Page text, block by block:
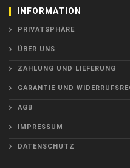
INFORMATION
PRIVATSPHÄRE
ÜBER UNS
ZAHLUNG UND LIEFERUNG
GARANTIE UND
AGB
IMPRESSUM
DATENSCHUTZ